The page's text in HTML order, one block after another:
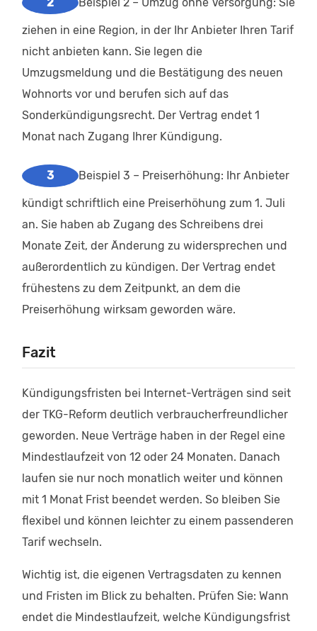
ziehen in eine Region, in der Ihr Anbieter Ihren Tarif
nicht anbieten kann. Sie legen die
Umzugsmeldung und die Bestätigung des neuen
Wohnorts vor und berufen sich auf das
Sonderkündigungsrecht. Der Vertrag endet 1
Monat nach Zugang Ihrer Kündigung.
Beispiel 3 – Preiserhöhung: Ihr Anbieter
kündigt schriftlich eine Preiserhöhung zum 1. Juli
an. Sie haben ab Zugang des Schreibens drei
Monate Zeit, der Änderung zu widersprechen und
außerordentlich zu kündigen. Der Vertrag endet
frühestens zu dem Zeitpunkt, an dem die
Preiserhöhung wirksam geworden wäre.
Fazit
Kündigungsfristen bei Internet-Verträgen sind seit
der TKG-Reform deutlich verbraucherfreundlicher
geworden. Neue Verträge haben in der Regel eine
Mindestlaufzeit von 12 oder 24 Monaten. Danach
laufen sie nur noch monatlich weiter und können
mit 1 Monat Frist beendet werden. So bleiben Sie
flexibel und können leichter zu einem passenderen
Tarif wechseln.
Wichtig ist, die eigenen Vertragsdaten zu kennen
und Fristen im Blick zu behalten. Prüfen Sie: Wann
endet die Mindestlaufzeit, welche Kündigungsfrist